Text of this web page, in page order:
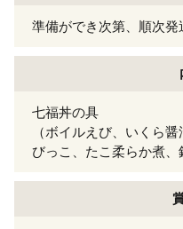
準備ができ次第、順次発
七福丼の具
（ボイルえび、いくら
びっこ、たこ柔らか煮、